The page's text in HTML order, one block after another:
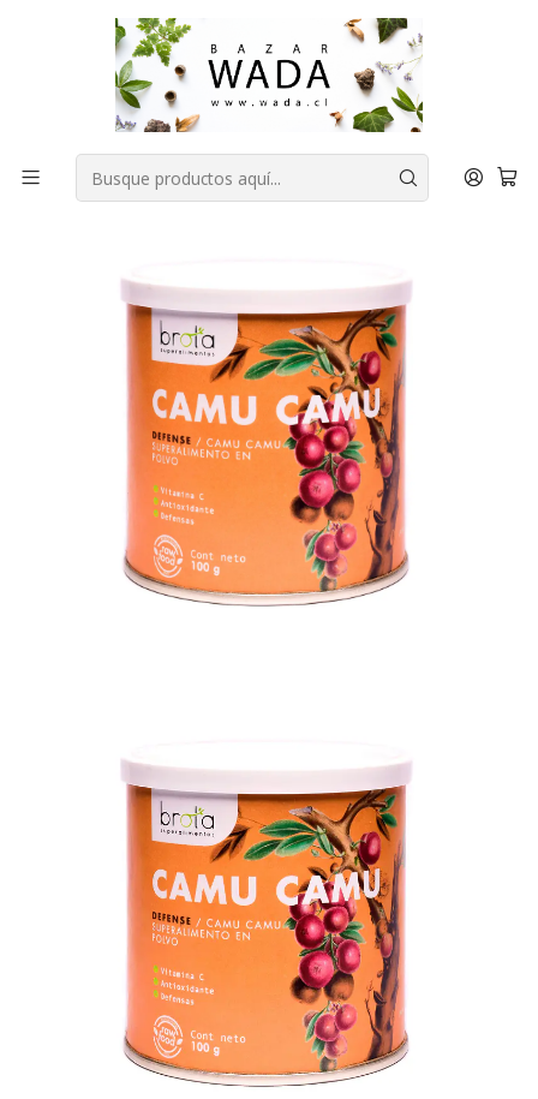
COMPRA FÁCIL, RAPIDA Y 100% SEGURA
Inicio DESPENSA Sin azúcar añadida
CAMU CAMU ORGÁNICO BROTA 100GR